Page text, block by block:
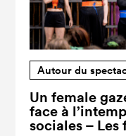
Autour du
Un female
face à
sociales – Les